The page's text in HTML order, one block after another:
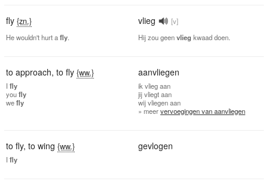
fly {zn.} vlieg
[v]
He wouldn't hurt afly Hij zou geenvlieg kwaad doen.
to approach, to fly {ww.} aanvliegen
I fly
youfly
wefly
ik vlieg aan
jijvliegt aan
wijvliegen aan
» meervervoegingen van aanvliegen
to fly, to wing {ww.} gevlogen
I fly